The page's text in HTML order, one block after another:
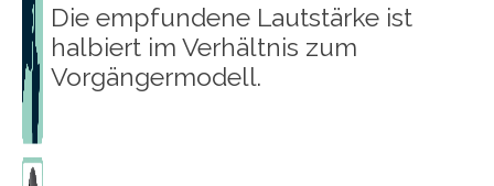
Die empfundene Lautstärke ist
halbiert im Verhältnis zum
Vorgängermodell.